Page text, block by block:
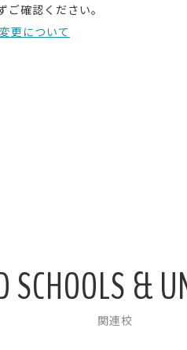
確認ください。
更について
SCHOOLS &
関連校